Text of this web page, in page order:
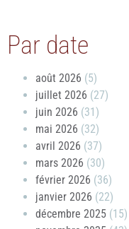
Par date
août 2026 (5)
juillet 2026 (27)
juin 2026 (31)
mai 2026 (32)
avril 2026 (37)
mars 2026 (30)
février 2026 (36)
janvier 2026 (22)
décembre 2025 (15)